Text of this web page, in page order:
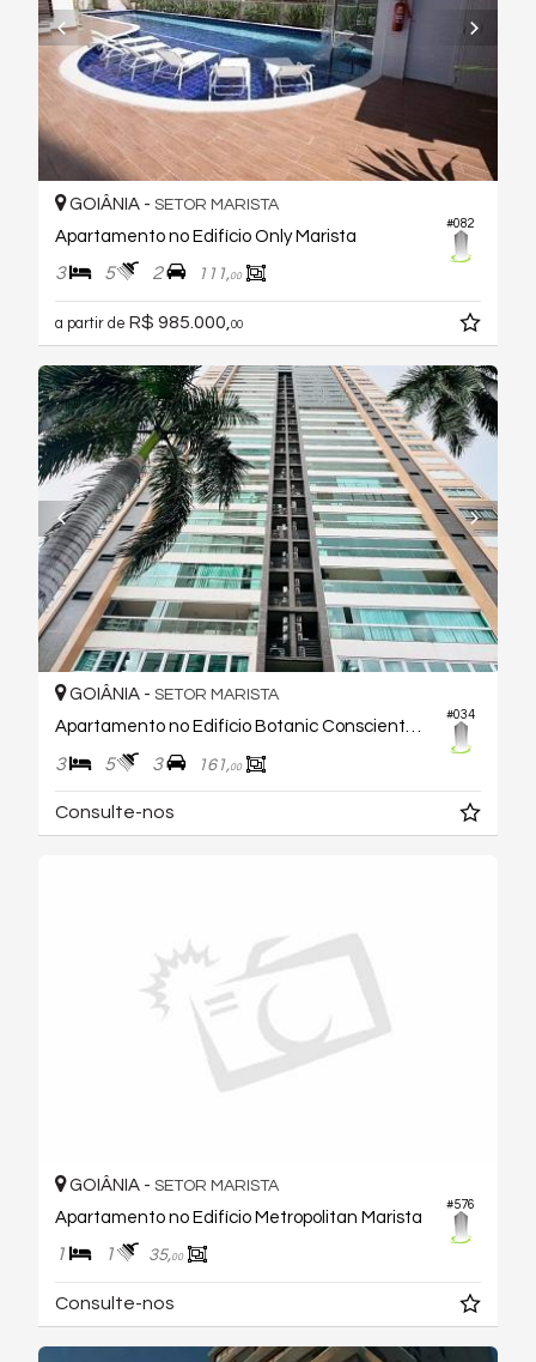
#082
GOIÂNIA - SETOR MARISTA
Apartamento no Edifício Only Marista
3 5 2 111,00
a partir de R$ 985.000, 00
#034
GOIÂNIA - SETOR MARISTA
Apartamento no Edifício Botanic Consciente Life
3 5 3 161,00
Consulte-nos
#576
GOIÂNIA - SETOR MARISTA
Apartamento no Edifício Metropolitan Marista
1 1 35,00
Consulte-nos